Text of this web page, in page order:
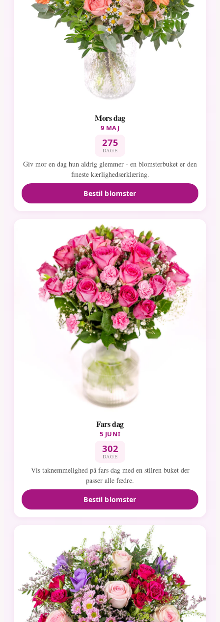
Mors dag
9 MAJ
275
DAGE
Giv mor en dag hun aldrig glemmer - en blomsterbuket er den
fineste kærlighedserklæring.
Bestil blomster
Fars dag
5 JUNI
302
DAGE
Vis taknemmelighed på fars dag med en stilren buket der
passer alle fædre.
Bestil blomster